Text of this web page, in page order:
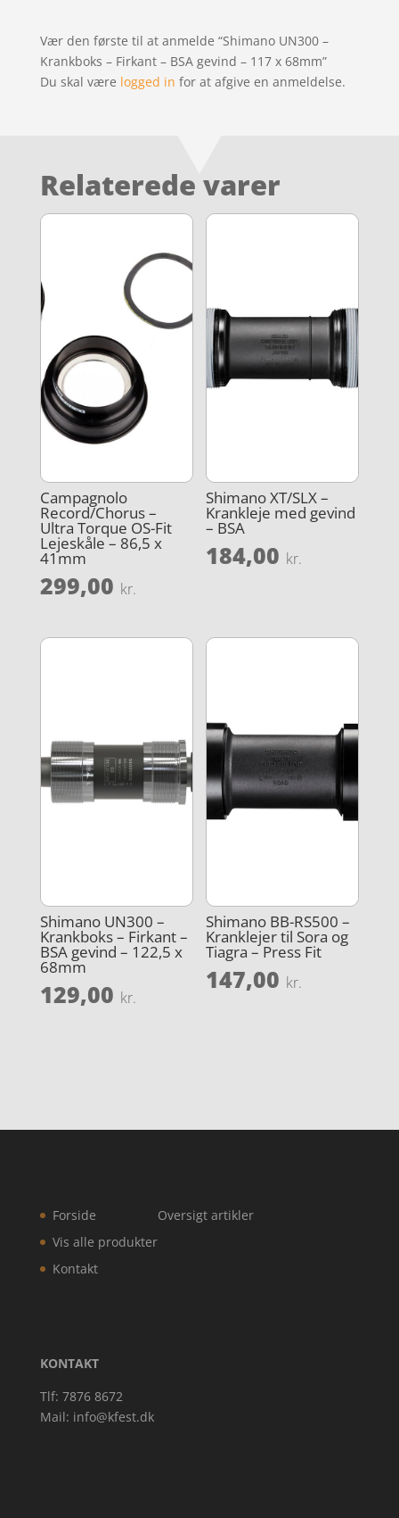
Vær den første til at anmelde “Shimano UN300 –
Krankboks – Firkant – BSA gevind – 117 x 68mm”
Du skal være logged in for at afgive en anmeldelse.
Relaterede varer
Campagnolo
Record/Chorus –
Ultra Torque OS-Fit
Lejeskåle – 86,5 x
41mm
299,00 kr.
Shimano XT/SLX –
Krankleje med gevind
– BSA
184,00 kr.
Shimano UN300 –
Krankboks – Firkant –
BSA gevind – 122,5 x
68mm
129,00 kr.
Shimano BB-RS500 –
Kranklejer til Sora og
Tiagra – Press Fit
147,00 kr.
Forside
Vis alle produkter
Kontakt
Oversigt artikler
KONTAKT
Tlf: 7876 8672
Mail: info@kfest.dk